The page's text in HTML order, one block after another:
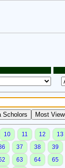
10 11 12
13
37 38
39
63 64
65